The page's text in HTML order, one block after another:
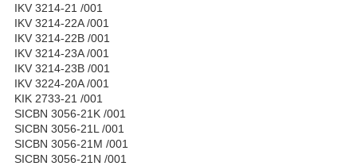
IKV 3214-21 /001
IKV 3214-22A /001
IKV 3214-22B /001
IKV 3214-23A /001
IKV 3214-23B /001
IKV 3224-20A /001
KIK 2733-21 /001
SICBN 3056-21K /001
SICBN 3056-21L /001
SICBN 3056-21M /001
SICBN 3056-21N /001